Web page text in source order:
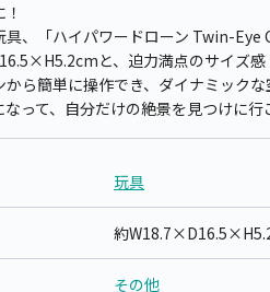
、「ハイパワードローン Twin-Eye
と、迫力満点のサイズ感
ら簡単に操作でき、ダイナミックな
って、自分だけの絶景を見つけに行
玩具
約
その他